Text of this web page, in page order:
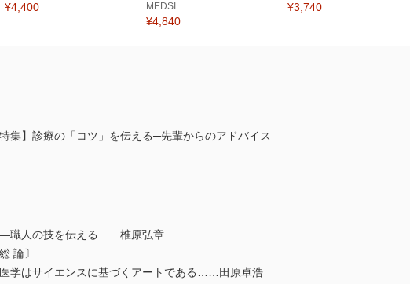
¥4,400
MEDSI
¥4,840
¥3,740
特集】診療の「コツ」を伝える─先輩からのアドバイス
職人の技を伝える……椎原弘章
総 論〕
学はサイエンスに基づくアートである……田原卓浩